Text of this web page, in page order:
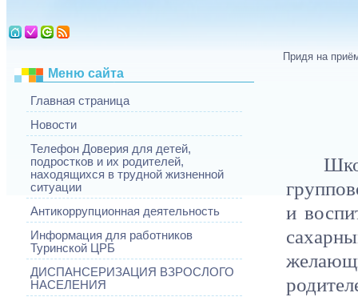
Придя на
Меню сайта
Главная страница
Новости
Телефон Доверия для детей,
подростков и их родителей,
находящихся в трудной жизненной
ситуации
Антикоррупционная деятельность
Информация для работников
Туринской ЦРБ
ДИСПАНСЕРИЗАЦИЯ ВЗРОСЛОГО
НАСЕЛЕНИЯ
и